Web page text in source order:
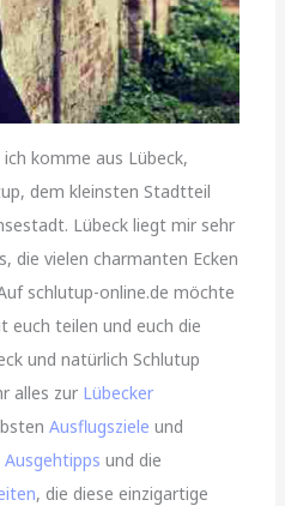
komme aus Lübeck,
dem kleinsten Stadtteil
Lübeck liegt mir sehr
die vielen charmanten Ecken
schlutup-online.de möchte
euch teilen und euch die
und natürlich Schlutup
alles zur Lübecker
Ausflugsziele und
Ausgehtipps und die
, die diese einzigartige